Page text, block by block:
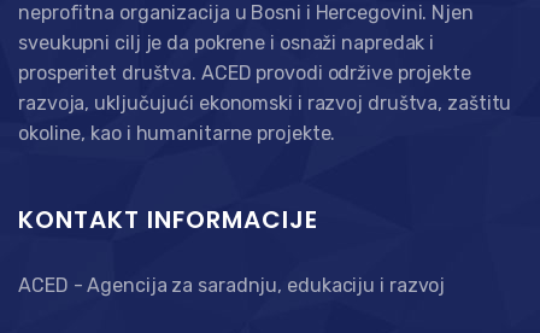
neprofitna organizacija u Bosni i Hercegovini. Njen
sveukupni cilj je da pokrene i osnaži napredak i
prosperitet društva. ACED provodi održive projekte
razvoja, uključujući ekonomski i razvoj društva, zaštitu
okoline, kao i humanitarne projekte.
KONTAKT INFORMACIJE
ACED - Agencija za saradnju, edukaciju i razvoj